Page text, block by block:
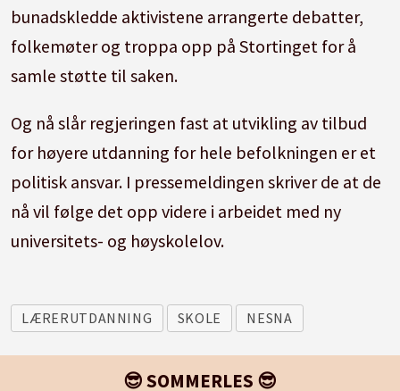
bunadskledde aktivistene arrangerte debatter,
folkemøter og troppa opp på Stortinget for å
samle støtte til saken.
Og nå slår regjeringen fast at utvikling av tilbud
for høyere utdanning for hele befolkningen er et
politisk ansvar. I pressemeldingen skriver de at de
nå vil følge det opp videre i arbeidet med ny
universitets- og høyskolelov.
LÆRERUTDANNING SKOLE NESNA
😎 SOMMERLES 😎